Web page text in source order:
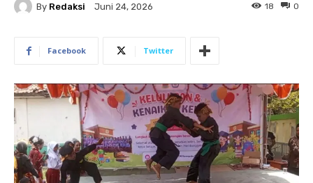
By Redaksi Juni 24, 2026 0
18
Facebook Twitter